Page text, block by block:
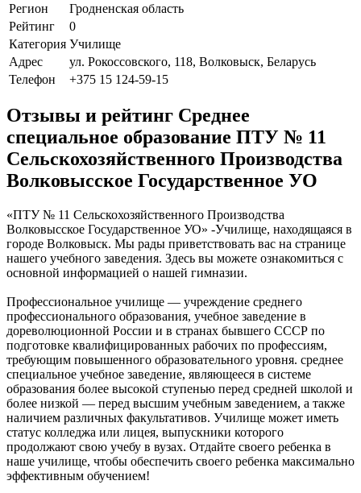
Регион
Гродненская область
Рейтинг
0
Категория Училище
Адрес
ул. Рокоссовского, 118, Волковыск, Беларусь
Телефон
+375 15 124-59-15
Отзывы и рейтинг Среднее
специальное образование ПТУ № 11
Сельскохозяйственного Производства
Волковысское Государственное УО
«ПТУ № 11 Сельскохозяйственного Производства
Волковысское Государственное УО» -Училище, находящаяся в
городе Волковыск. Мы рады приветствовать вас на странице
нашего учебного заведения. Здесь вы можете ознакомиться с
основной информацией о нашей гимназии.
Профессиональное училище — учреждение среднего
профессионального образования, учебное заведение в
дореволюционной России и в странах бывшего СССР по
подготовке квалифицированных рабочих по профессиям,
требующим повышенного образовательного уровня. среднее
специальное учебное заведение, являющееся в системе
образования более высокой ступенью перед средней школой и
более низкой — перед высшим учебным заведением, а также
наличием различных факультативов. Училище может иметь
статус колледжа или лицея, выпускники которого
продолжают свою учебу в вузах. Отдайте своего ребенка в
наше училище, чтобы обеспечить своего ребенка максимально
эффективным обучением!